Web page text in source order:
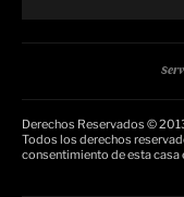
Derechos Reservados ©
Todos los derechos
consentimiento de esta casa